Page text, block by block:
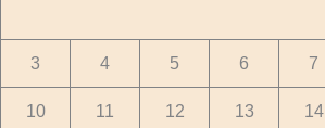
3 4 5 6 7
10 11 12 13 14